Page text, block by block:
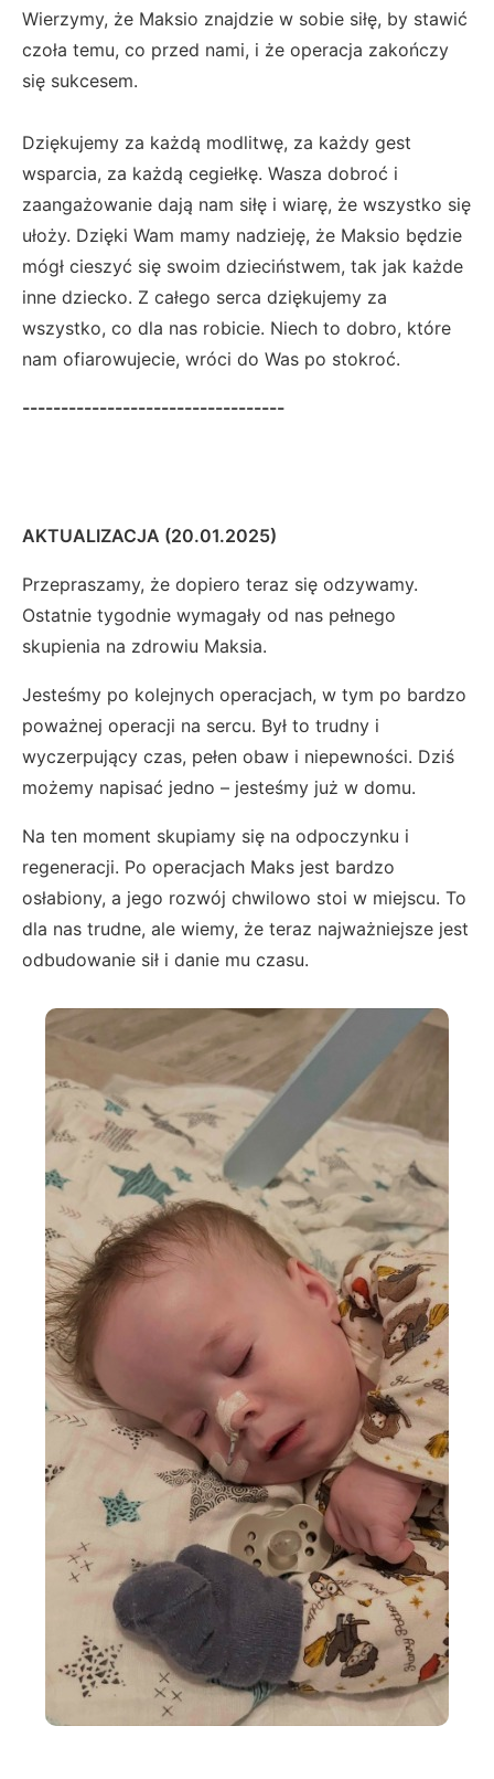
Wierzymy, że Maksio znajdzie w sobie siłę, by stawić
czoła temu, co przed nami, i że operacja zakończy
się sukcesem.
Dziękujemy za każdą modlitwę, za każdy gest
wsparcia, za każdą cegiełkę. Wasza dobroć i
zaangażowanie dają nam siłę i wiarę, że wszystko się
ułoży. Dzięki Wam mamy nadzieję, że Maksio będzie
mógł cieszyć się swoim dzieciństwem, tak jak każde
inne dziecko. Z całego serca dziękujemy za
wszystko, co dla nas robicie. Niech to dobro, które
nam ofiarowujecie, wróci do Was po stokroć.
----------------------------------
AKTUALIZACJA (20.01.2025)
Przepraszamy, że dopiero teraz się odzywamy.
Ostatnie tygodnie wymagały od nas pełnego
skupienia na zdrowiu Maksia.
Jesteśmy po kolejnych operacjach, w tym po bardzo
poważnej operacji na sercu. Był to trudny i
wyczerpujący czas, pełen obaw i niepewności. Dziś
możemy napisać jedno – jesteśmy już w domu.
Na ten moment skupiamy się na odpoczynku i
regeneracji. Po operacjach Maks jest bardzo
osłabiony, a jego rozwój chwilowo stoi w miejscu. To
dla nas trudne, ale wiemy, że teraz najważniejsze jest
odbudowanie sił i danie mu czasu.